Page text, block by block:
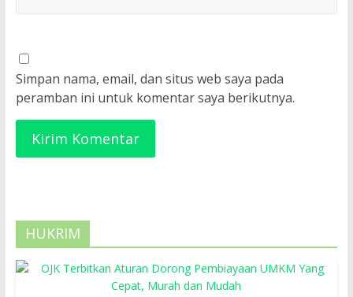
Simpan nama, email, dan situs web saya pada
peramban ini untuk komentar saya berikutnya.
HUKRIM